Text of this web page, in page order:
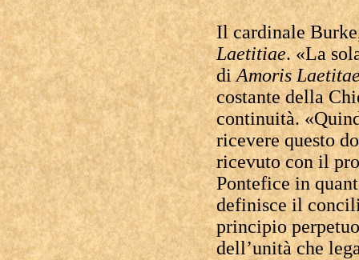
Il cardinale
Laetitiae. «La
diAmoris
costante della
continuità.
ricevere questo
ricevuto con il
Pontefice in
definisce il
principio
dell’unità che